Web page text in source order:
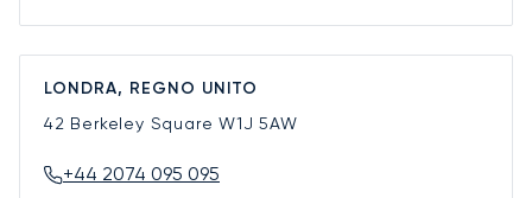
LONDRA, REGNO UNITO
42 Berkeley SquareW1J 5AW
+44 2074 095 095